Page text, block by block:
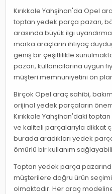
Kırıkkale Yahşihan'da Opel
toptan yedek parça pazarı,
arasında büyük ilgi
marka araçların ihtiyaç
geniş bir çeşitlilikle
pazarı, kullanıcılarına
müşteri memnuniyetini ön
Birçok Opel araç sahibi,
orijinal yedek parçaların
Kırıkkale Yahşihan'daki
ve kaliteli parçalarıyla dikkat
burada aradıkları yedek
ömürlü bir kullanım
Toptan yedek parça
müşterilere doğru ürün seçimi
olmaktadır. Her araç